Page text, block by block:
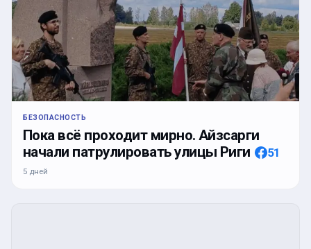
БЕЗОПАСНОСТЬ
Пока всё проходит мирно. Айзсарги
начали патрулировать улицы Риги
51
5 дней